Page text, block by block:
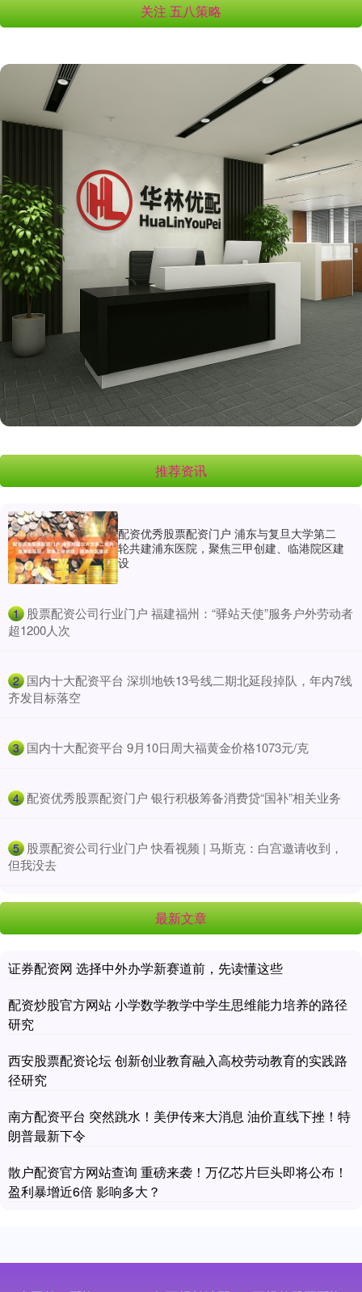
关注 五八策略
推荐资讯
配资优秀股票配资门户 浦东与复旦大学第二
轮共建浦东医院，聚焦三甲创建、临港院区建
设
1 ​股票配资公司行业门户 福建福州：“驿站天使”服务户外劳动者
超1200人次
2 ​国内十大配资平台 深圳地铁13号线二期北延段掉队，年内7线
齐发目标落空
3 ​国内十大配资平台 9月10日周大福黄金价格1073元/克
4 ​配资优秀股票配资门户 银行积极筹备消费贷“国补”相关业务
5 ​股票配资公司行业门户 快看视频 | 马斯克：白宫邀请收到，
但我没去
最新文章
证券配资网 选择中外办学新赛道前，先读懂这些
配资炒股官方网站 小学数学教学中学生思维能力培养的路径
研究
西安股票配资论坛 创新创业教育融入高校劳动教育的实践路
径研究
南方配资平台 突然跳水！美伊传来大消息 油价直线下挫！特
朗普最新下令
散户配资官方网站查询 重磅来袭！万亿芯片巨头即将公布！
盈利暴增近6倍 影响多大？